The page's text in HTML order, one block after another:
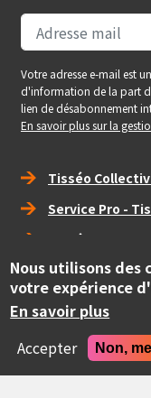
Votre adresse e-mail est
d'information de la part
lien de désabonnement
En savoir plus sur la
Right_footer
Tisséo
Service Pro -
Tisséo
social
© Tisséo Collectivités
mobilités de la
Nous utilisons des
votre expérience
En savoir plus
Accepter
Non,